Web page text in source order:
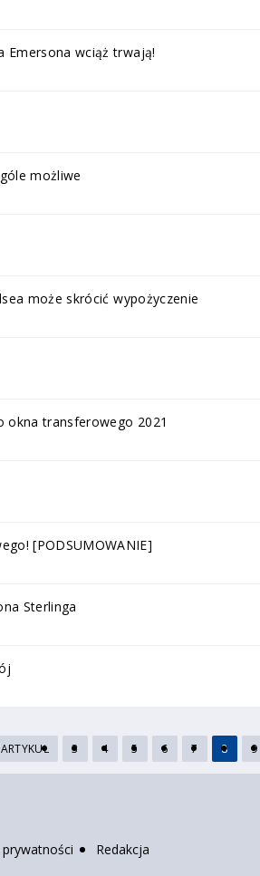
Emersona wciąż trwają!
możliwe
może skrócić wypożyczenie
okna transferowego 2021
[PODSUMOWANIE]
Sterlinga
3 4 5 6 7 8 9
Redakcja